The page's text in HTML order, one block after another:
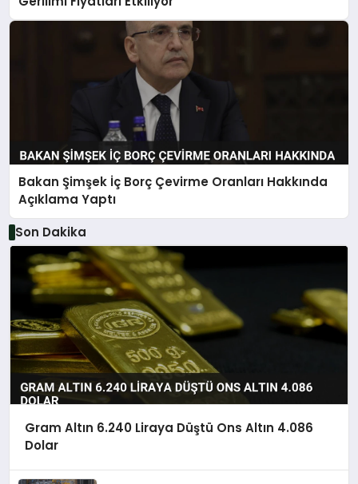
Bakan Şimşek İç Borç Çevirme Oranları Hakkında
Açıklama Yaptı
Son Dakika
Gram Altın 6.240 Liraya Düştü Ons Altın 4.086
Dolar